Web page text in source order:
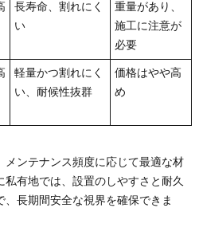
長寿命、割れにく
い
重量があり、
施工に注意が
必要
軽量かつ割れにく
い、耐候性抜群
価格はやや高
め
ンテナンス頻度に応じて最適な材
有地では、設置のしやすさと耐久
長期間安全な視界を確保できま